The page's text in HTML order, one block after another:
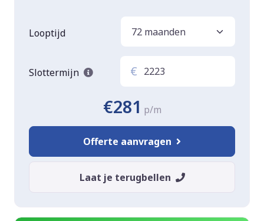
Looptijd
Slottermijn €
€281 p/m
Offerte aanvragen
Laat je terugbellen